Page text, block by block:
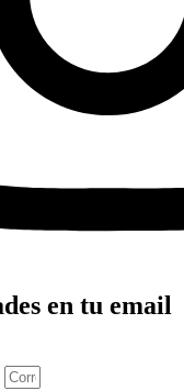
en tu email